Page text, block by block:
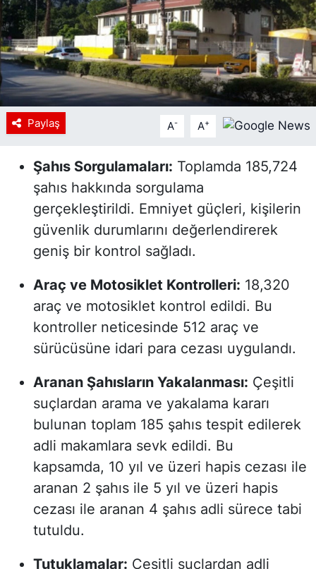
Paylaş A- A+
Şahıs Sorgulamaları: Toplamda 185,724
şahıs hakkında sorgulama
gerçekleştirildi. Emniyet güçleri, kişilerin
güvenlik durumlarını değerlendirerek
geniş bir kontrol sağladı.
Araç ve Motosiklet Kontrolleri: 18,320
araç ve motosiklet kontrol edildi. Bu
kontroller neticesinde 512 araç ve
sürücüsüne idari para cezası uygulandı.
Aranan Şahısların Yakalanması: Çeşitli
suçlardan arama ve yakalama kararı
bulunan toplam 185 şahıs tespit edilerek
adli makamlara sevk edildi. Bu
kapsamda, 10 yıl ve üzeri hapis cezası ile
aranan 2 şahıs ile 5 yıl ve üzeri hapis
cezası ile aranan 4 şahıs adli sürece tabi
tutuldu.
Tutuklamalar: Çeşitli suçlardan adli